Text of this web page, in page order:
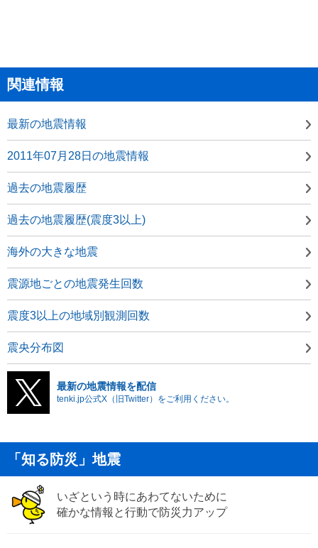
関連情報
最新の地震情報
2011年07月28日の地震情報
過去の地震履歴
過去の地震履歴(震度3以上)
海外の大きな地震
震源地ごとの地震発生回数
震度3以上の地域別観測回数
震央分布図
最新の地震情報を配信
tenki.jp公式X（旧Twitter）をご利用ください。
「知る防災」地震
いざという時にあわてないために
確かな情報と行動で防災力アップ